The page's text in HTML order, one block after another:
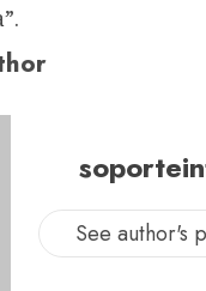
See author's